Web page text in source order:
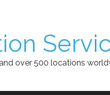
over 500 locations